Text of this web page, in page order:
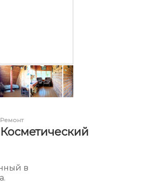
Ремонт
Косметический
в